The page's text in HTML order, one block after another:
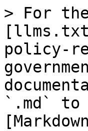
> For
policy-
`.md` to